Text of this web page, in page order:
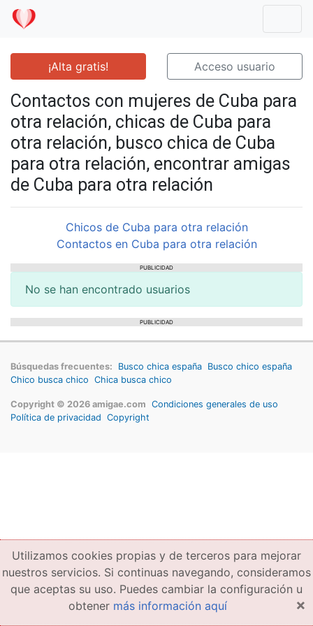
¡Alta gratis! Acceso usuario
Contactos con mujeres de Cuba para
otra relación, chicas de Cuba para
otra relación, busco chica de Cuba
para otra relación, encontrar amigas
de Cuba para otra relación
Chicos de Cuba para otra relación
Contactos en Cuba para otra relación
PUBLICIDAD
No se han encontrado usuarios
PUBLICIDAD
Búsquedas frecuentes: Busco chica españa Busco chico españa
Chico busca chico Chica busca chico
Copyright © 2026 amigae.com Condiciones generales de uso
Política de privacidad Copyright
Utilizamos cookies propias y de terceros para mejorar
nuestros servicios. Si continuas navegando, consideramos
que aceptas su uso. Puedes cambiar la configuración u
obtener más información aquí ×